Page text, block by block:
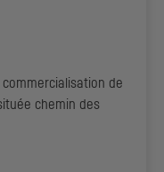
de
chemin des